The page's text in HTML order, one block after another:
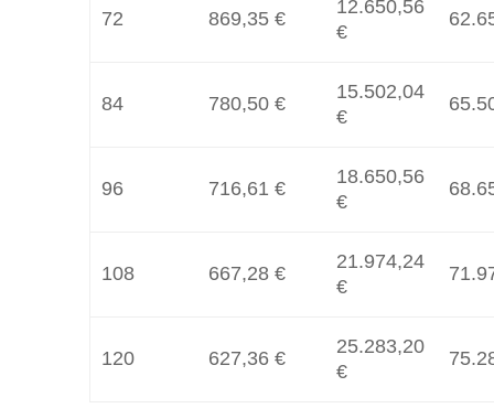
72 869,35 €
12.650,56
€
84 780,50 €
15.502,04
€
96 716,61 €
18.650,56
€
108 667,28 €
21.974,24
€
120 627,36 €
25.283,20
€